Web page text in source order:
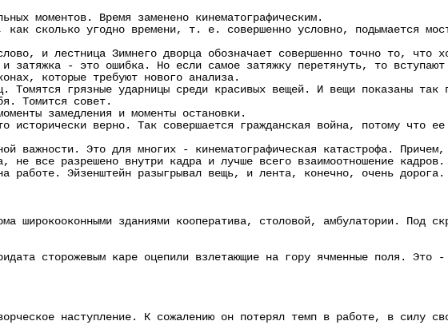
моментов. Время заменено кинематографическим.
сколько угодно времени, т. е. совершенно условно, подымается
и лестница Зимнего дворца обозначает совершенно точно то, что
- это ошибка. Но если самое затяжку перетянуть, то
которые требуют нового анализа.
грязные ударницы среди красивых вещей. И вещи показаны так
Томится совет.
замедления и моменты остановки.
верно. Так совершается гражданская война, потому что ее
Это для многих - кинематографическая катастрофа.
все разрешено внутри кадра и лучше всего взаимоотношение кадров.
Эйзенштейн разыгрывал вещь, и лента, конечно, очень дорога.
зданиями кооператива, столовой, амбулатории. Под
сторожевым каре оцепили взлетающие на гору ячменные поля. Это -
наступление. К сожалению он потерял темп в работе, в силу